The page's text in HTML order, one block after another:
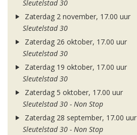
Sleutelstad 30
Zaterdag 2 november, 17.00 uur
Sleutelstad 30
Zaterdag 26 oktober, 17.00 uur
Sleutelstad 30
Zaterdag 19 oktober, 17.00 uur
Sleutelstad 30
Zaterdag 5 oktober, 17.00 uur
Sleutelstad 30 - Non Stop
Zaterdag 28 september, 17.00 uur
Sleutelstad 30 - Non Stop